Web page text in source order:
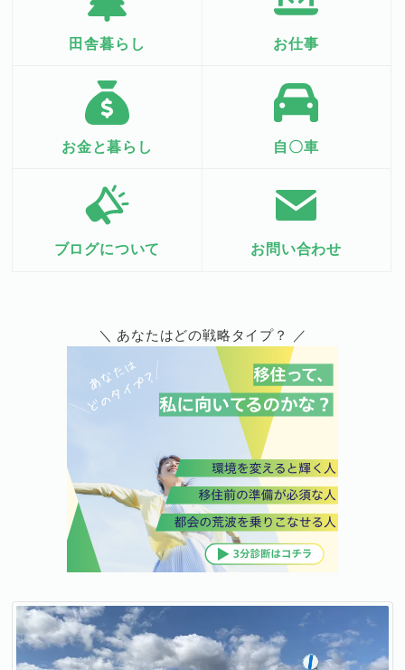
田舎暮らし お仕事
お金と暮らし 自〇車
ブログについて お問い合わせ
＼ あなたはどの戦略タイプ？ ／